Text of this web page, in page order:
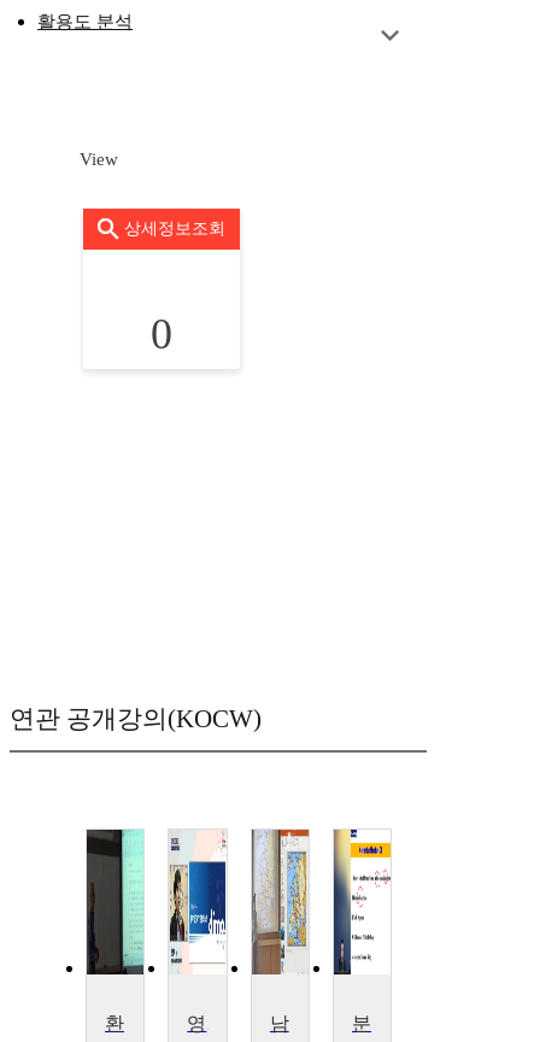
활용도 분석
View
상세정보조회
0
연관 공개강의(KOCW)
영상입문세미나 남슬라브학세미나